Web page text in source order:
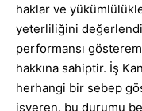
haklar ve
yeterliliğini
performansı
hakkına sahiptir. İş
herhangi bir sebep
işveren, bu durumu